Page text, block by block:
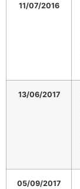
11/07/2016
13/06/2017
05/09/2017